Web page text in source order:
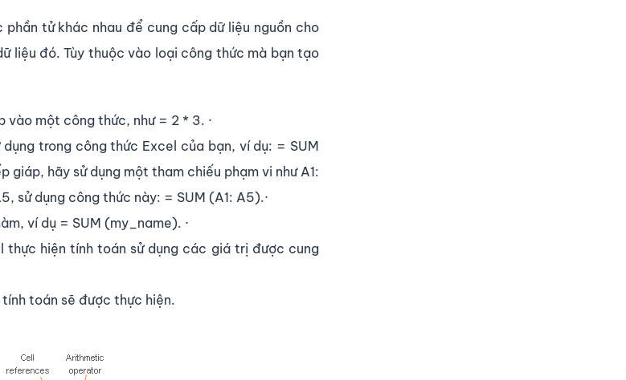
tử khác nhau để cung cấp dữ liệu nguồn cho
liệu đó. Tùy thuộc vào loại công thức mà bạn tạo
một công thức, như = 2 * 3. ·
trong công thức Excel của bạn, ví dụ: = SUM
hãy sử dụng một tham chiếu phạm vi như A1:
sử dụng công thức này: = SUM (A1: A5).·
ví dụ = SUM (my_name). ·
hiện tính toán sử dụng các giá trị được cung
toán sẽ được thực hiện.